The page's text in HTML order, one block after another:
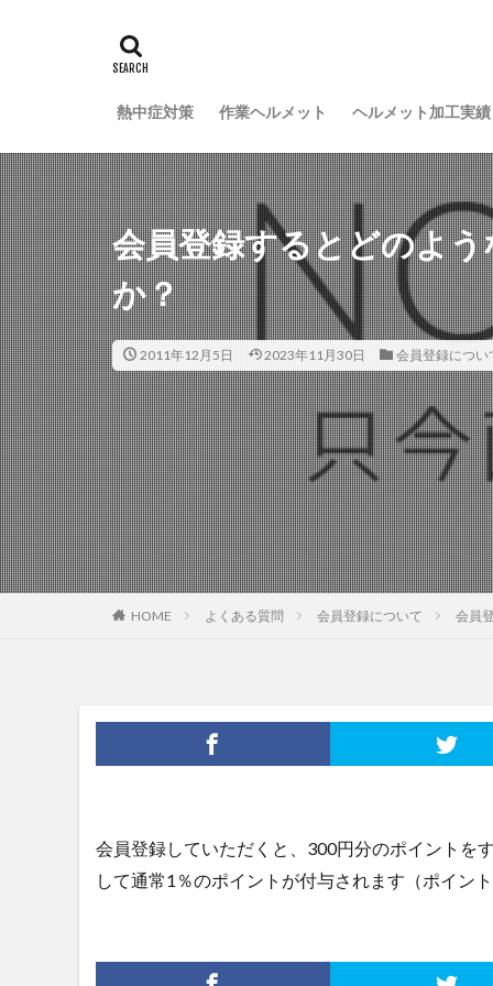
熱中症対策 作業ヘルメット ヘルメット加工実績
会員登録するとどのよ
か？
2011年12月5日 2023年11月30日 会員登録につい
HOME よくある質問 会員登録について 会員
会員登録していただくと、300円分のポイントを
して通常1％のポイントが付与されます（ポイン